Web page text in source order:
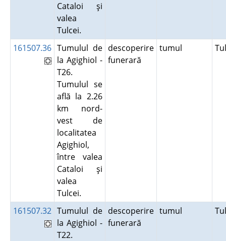
Cataloi şi
valea
Tulcei.
161507.36 Tumulul de
la Agighiol -
T26.
Tumulul se
află la 2.26
km nord-
vest de
localitatea
Agighiol,
între valea
Cataloi şi
valea
Tulcei.
descoperire
funerară
tumul
161507.32 Tumulul de
la Agighiol -
T22.
descoperire
funerară
tumul